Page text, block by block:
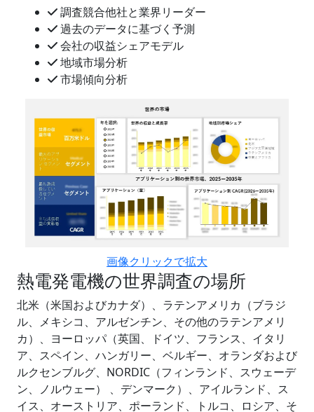
調査競合他社と業界リーダー
過去のデータに基づく予測
会社の収益シェアモデル
地域市場分析
市場傾向分析
画像クリックで拡大
熱電発電機の世界調査の場所
北米（米国およびカナダ）、ラテンアメリカ（ブラジ
ル、メキシコ、アルゼンチン、その他のラテンアメリ
カ）、ヨーロッパ（英国、ドイツ、フランス、イタリ
ア、スペイン、ハンガリー、ベルギー、オランダおよび
ルクセンブルグ、NORDIC（フィンランド、スウェーデ
ン、ノルウェー） 、デンマーク）、アイルランド、ス
イス、オーストリア、ポーランド、トルコ、ロシア、そ